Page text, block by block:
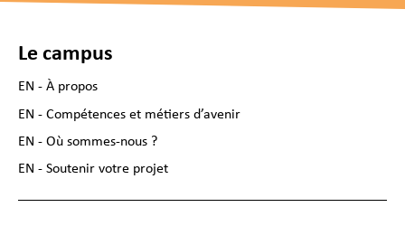
Le campus
EN - À propos
EN - Compétences et métiers d’avenir
EN - Où sommes-nous ?
EN - Soutenir votre projet